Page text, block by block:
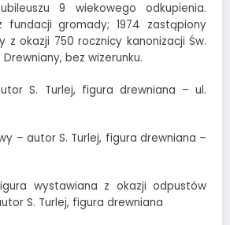
9 wiekowego odkupienia.
fundacji gromady; 1974 zastąpiony
z okazji 750 rocznicy kanonizacji Św.
bez wizerunku.
S. Turlej, figura drewniana – ul.
– autor S. Turlej, figura drewniana –
wystawiana z okazji odpustów
S. Turlej, figura drewniana